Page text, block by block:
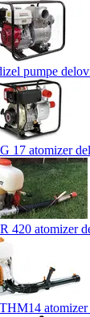
pumpe
17 atomizer
420 atomizer
atomizer